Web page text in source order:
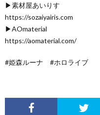
▶素材屋あいりす
https://sozaiyairis.com
▶AOmaterial
https://aomaterial.com/
#姫森ルーナ #ホロライブ